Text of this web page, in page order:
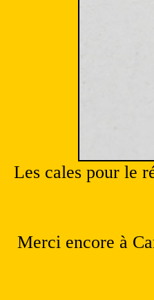
Les cales pour le
Merci encore à